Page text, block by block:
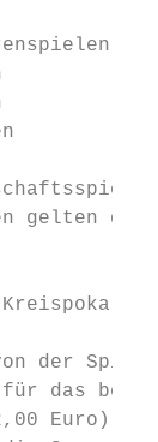
gelten
der
das
Euro)